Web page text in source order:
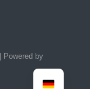
Powered by